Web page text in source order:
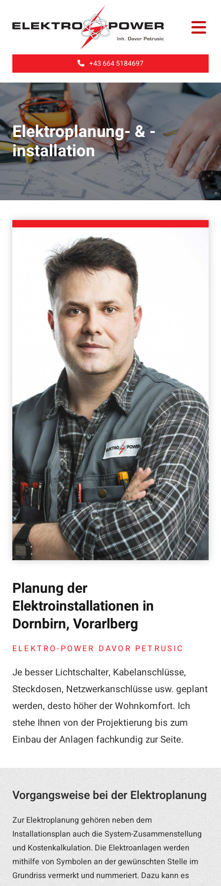
+43 664 5184697
Elektroplanung- & -
installation
Planung der
Elektroinstallationen in
Dornbirn, Vorarlberg
ELEKTRO-POWER DAVOR PETRUSIC
Je besser Lichtschalter, Kabelanschlüsse,
Steckdosen, Netzwerkanschlüsse usw. geplant
werden, desto höher der Wohnkomfort. Ich
stehe Ihnen von der Projektierung bis zum
Einbau der Anlagen fachkundig zur Seite.
Vorgangsweise bei der Elektroplanung
Zur Elektroplanung gehören neben dem
Installationsplan auch die System-Zusammenstellung
und Kostenkalkulation. Die Elektroanlagen werden
mithilfe von Symbolen an der gewünschten Stelle im
Grundriss vermerkt und nummeriert. Dazu kann es